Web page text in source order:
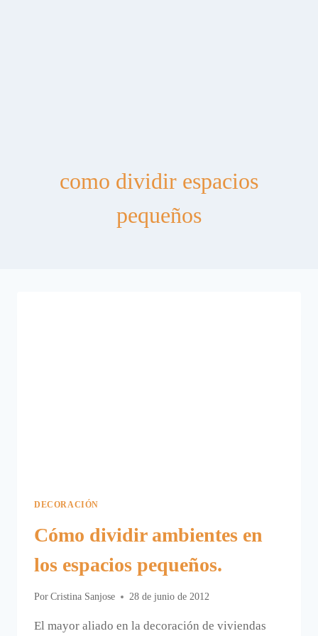
como dividir espacios
pequeños
DECORACIÓN
Cómo dividir ambientes en
los espacios pequeños.
Por Cristina Sanjose 28 de junio de 2012
El mayor aliado en la decoración de viviendas